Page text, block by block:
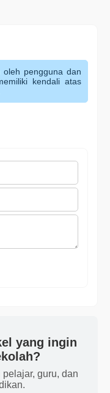
oleh pengguna dan
kendali atas
yang ingin
guru, dan